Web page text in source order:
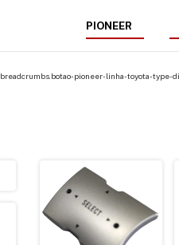
PIONEER
breadcrumbs.botao-pioneer-linha-toyota-type-